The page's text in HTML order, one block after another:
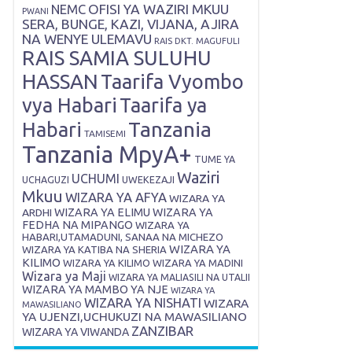
PWANI NEMC OFISI YA WAZIRI MKUU
SERA, BUNGE, KAZI, VIJANA, AJIRA
NA WENYE ULEMAVU RAIS DKT. MAGUFULI
RAIS SAMIA SULUHU
HASSAN Taarifa Vyombo
vya Habari Taarifa ya
Habari TAMISEMI Tanzania
Tanzania MpyA+ TUME YA
UCHAGUZI UCHUMI UWEKEZAJI Waziri
Mkuu WIZARA YA AFYAWIZARA YA
ARDHI WIZARA YA ELIMU WIZARA YA
FEDHA NA MIPANGO WIZARA YA
HABARI,UTAMADUNI, SANAA NA MICHEZO
WIZARA YA KATIBA NA SHERIA WIZARA YA
KILIMO WIZARA YA KILIMO WIZARA YA MADINI
Wizara ya Maji WIZARA YA MALIASILI NA UTALII
WIZARA YA MAMBO YA NJE WIZARA YA
MAWASILIANO WIZARA YA NISHATI WIZARA
YA UJENZI,UCHUKUZI NA MAWASILIANO
WIZARA YA VIWANDA ZANZIBAR